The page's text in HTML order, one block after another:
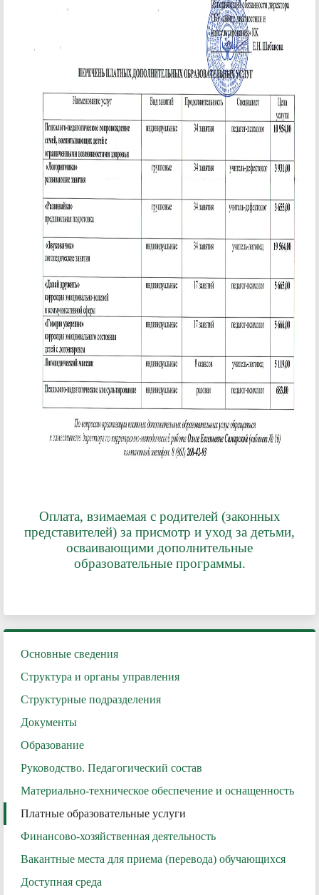
Оплата, взимаемая с родителей (законных
представителей) за присмотр и уход за детьми,
осваивающими дополнительные
образовательные программы.
Основные сведения
Структура и органы управления
Структурные подразделения
Документы
Образование
Руководство. Педагогический состав
Материально-техническое обеспечение и оснащенность
Платные образовательные услуги
Финансово-хозяйственная деятельность
Вакантные места для приема (перевода) обучающихся
Доступная среда